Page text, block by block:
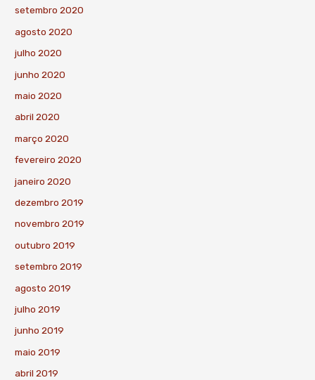
setembro 2020
agosto 2020
julho 2020
junho 2020
maio 2020
abril 2020
março 2020
fevereiro 2020
janeiro 2020
dezembro 2019
novembro 2019
outubro 2019
setembro 2019
agosto 2019
julho 2019
junho 2019
maio 2019
abril 2019